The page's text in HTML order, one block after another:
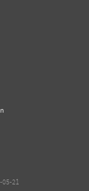
05-21